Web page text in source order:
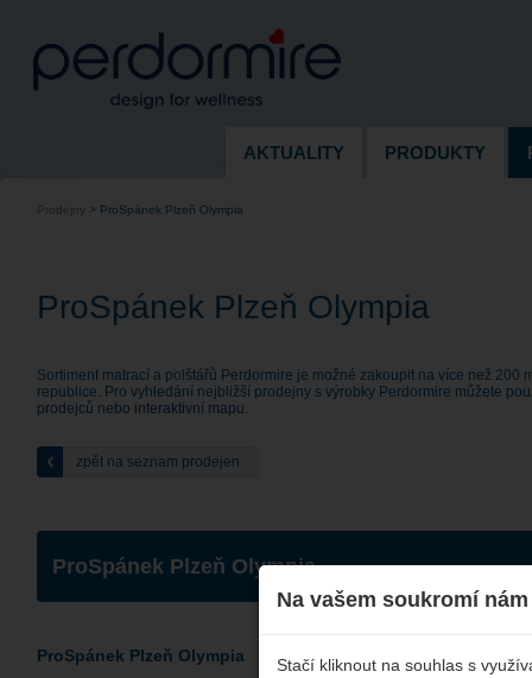
Na vašem soukromí
Stačí kliknout na souhlas s
AKTUALITY PRODUKTY
Prodejny > ProSpánek Plzeň Olympia
ProSpánek Plzeň Olympia
Sortiment matrací a polštářů Perdormire je možné zakoupit na více než 200
republice. Pro vyhledání nejbližší prodejny s výrobky Perdormire můžete
prodejců nebo interaktivní mapu.
zpět na seznam prodejen
ProSpánek Plzeň Olympia
ProSpánek Plzeň Olympia